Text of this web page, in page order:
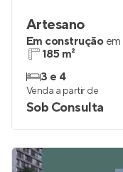
Artesano
Em construção em
185 m²
3 e 4
Venda a partir de
Sob Consulta